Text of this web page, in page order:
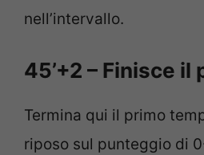
nell’intervallo.
45’+2 – Finisce il
Termina qui il primo
riposo sul punteggio di